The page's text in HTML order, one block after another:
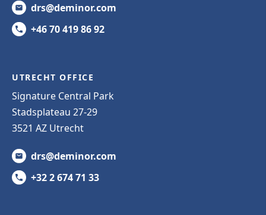
drs@deminor.com
+46 70 419 86 92
UTRECHT OFFICE
Signature Central Park
Stadsplateau 27-29
3521 AZ Utrecht
drs@deminor.com
+32 2 674 71 33